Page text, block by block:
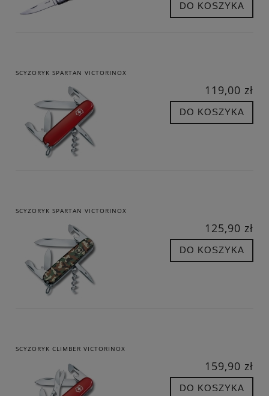
DO KOSZYKA
SCYZORYK SPARTAN VICTORINOX
119,00 zł
DO KOSZYKA
SCYZORYK SPARTAN VICTORINOX
125,90 zł
DO KOSZYKA
SCYZORYK CLIMBER VICTORINOX
159,90 zł
DO KOSZYKA